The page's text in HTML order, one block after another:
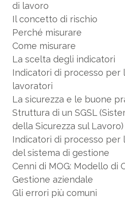
di lavoro
Il concetto di rischio
Perché misurare
Come misurare
La scelta degli indicatori
Indicatori di processo per
lavoratori
La sicurezza e le buone
Struttura di un SGSL
della Sicurezza sul Lavoro)
Indicatori di processo per
del sistema di gestione
Cenni di MOG: Modello di
Gestione aziendale
Gli errori più comuni